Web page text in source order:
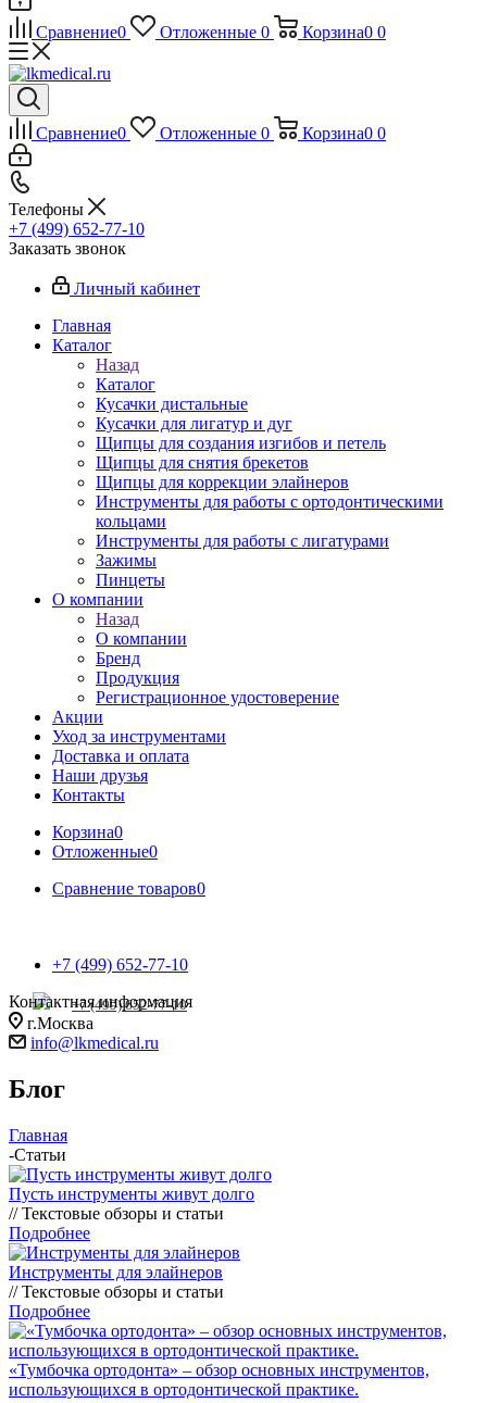
Сравнение0 Отложенные 0 Корзина0 0
Сравнение0 Отложенные 0 Корзина0 0
Телефоны
+7 (499) 652-77-10
Заказать звонок
Личный кабинет
Главная
Каталог
Назад
Каталог
Кусачки дистальные
Кусачки для лигатур и дуг
Щипцы для создания изгибов и петель
Щипцы для снятия брекетов
Щипцы для коррекции элайнеров
Инструменты для работы с ортодонтическими
кольцами
Инструменты для работы с лигатурами
Зажимы
Пинцеты
О компании
Назад
О компании
Бренд
Продукция
Регистрационное удостоверение
Акции
Уход за инструментами
Доставка и оплата
Наши друзья
Контакты
Корзина0
Отложенные0
Сравнение товаров0
+7 (499) 652-77-10
+7 (499) 652-77-10
Контактная информация
г.Москва
info@lkmedical.ru
Блог
Главная
-Статьи
Пусть инструменты живут долго
// Текстовые обзоры и статьи
Подробнее
Инструменты для элайнеров
// Текстовые обзоры и статьи
Подробнее
«Тумбочка ортодонта» – обзор основных инструментов,
использующихся в ортодонтической практике.